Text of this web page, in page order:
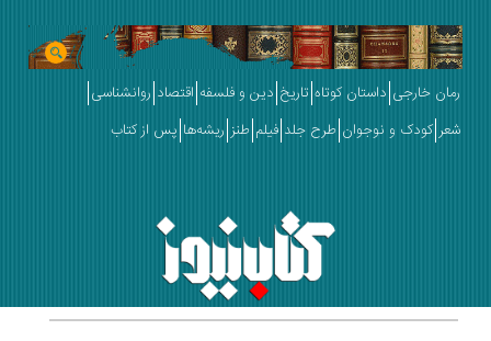
رمان خارجی داستان کوتاه تاریخ دین و فلسفه اقتصاد روانشناسی
شعر کودک و نوجوان طرح جلد فیلم طنز ریشه‌ها پس از کتاب